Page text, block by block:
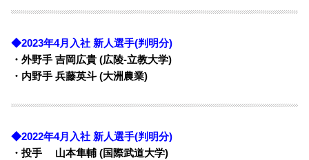
◆2023年4月入社 新人選手(判明分)
・外野手 吉岡広貴 (広陵-立教大学)
・内野手 兵藤英斗 (大洲農業)
◆2022年4月入社 新人選手(判明分)
・投手 山本隼輔 (国際武道大学)